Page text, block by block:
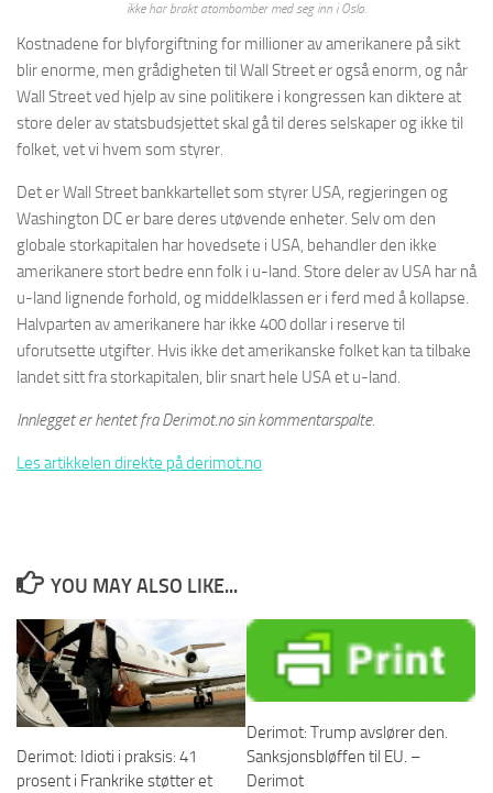
ikke har brakt atombomber med seg inn i Oslo.
Kostnadene for blyforgiftning for millioner av amerikanere på sikt
blir enorme, men grådigheten til Wall Street er også enorm, og når
Wall Street ved hjelp av sine politikere i kongressen kan diktere at
store deler av statsbudsjettet skal gå til deres selskaper og ikke til
folket, vet vi hvem som styrer.
Det er Wall Street bankkartellet som styrer USA, regjeringen og
Washington DC er bare deres utøvende enheter. Selv om den
globale storkapitalen har hovedsete i USA, behandler den ikke
amerikanere stort bedre enn folk i u-land. Store deler av USA har nå
u-land lignende forhold, og middelklassen er i ferd med å kollapse.
Halvparten av amerikanere har ikke 400 dollar i reserve til
uforutsette utgifter. Hvis ikke det amerikanske folket kan ta tilbake
landet sitt fra storkapitalen, blir snart hele USA et u-land.
Innlegget er hentet fra Derimot.no sin kommentarspalte.
Les artikkelen direkte på derimot.no
YOU MAY ALSO LIKE...
Derimot: Idioti i praksis: 41
prosent i Frankrike støtter et
Derimot: Trump avslører den.
Sanksjonsbløffen til EU. –
Derimot